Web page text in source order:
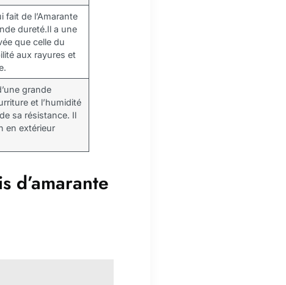
fait de l’Amarante
dureté.Il a une
que celle du
aux rayures et
grande
et l’humidité
sa résistance. Il
en extérieur
d’amarante